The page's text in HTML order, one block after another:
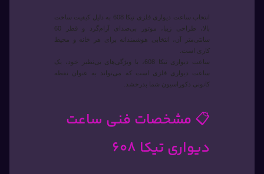
انتخاب ساعت دیواری فلزی تیکا 608 به دلیل کیفیت ساخت
بالا، طراحی زیبا، موتور بی‌صدای آرام‌گرد و قطر 60
سانتی‌متر آن، انتخابی هوشمندانه برای هر خانه و محیط
کاری است.
ساعت دیواری تیکا 608، با ویژگی‌های بی‌نظیر خود، یک
ساعت دیواری فلزی است که می‌تواند به عنوان نقطه
کانونی دکوراسیون شما بدرخشد.
📋 مشخصات فنی ساعت
دیواری تیکا 608